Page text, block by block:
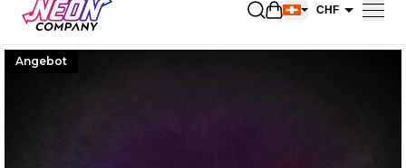
Einkaufswagen
CHF
Angebot